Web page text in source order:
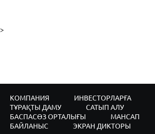
>
КОМПАНИЯ
ИНВЕСТОРЛАРҒА
ТҰРАҚТЫ ДАМУ
САТЫП АЛУ
БАСПАСӨЗ ОРТАЛЫҒЫ
МАНСАП
БАЙЛАНЫС
ЭКРАН ДИКТОРЫ